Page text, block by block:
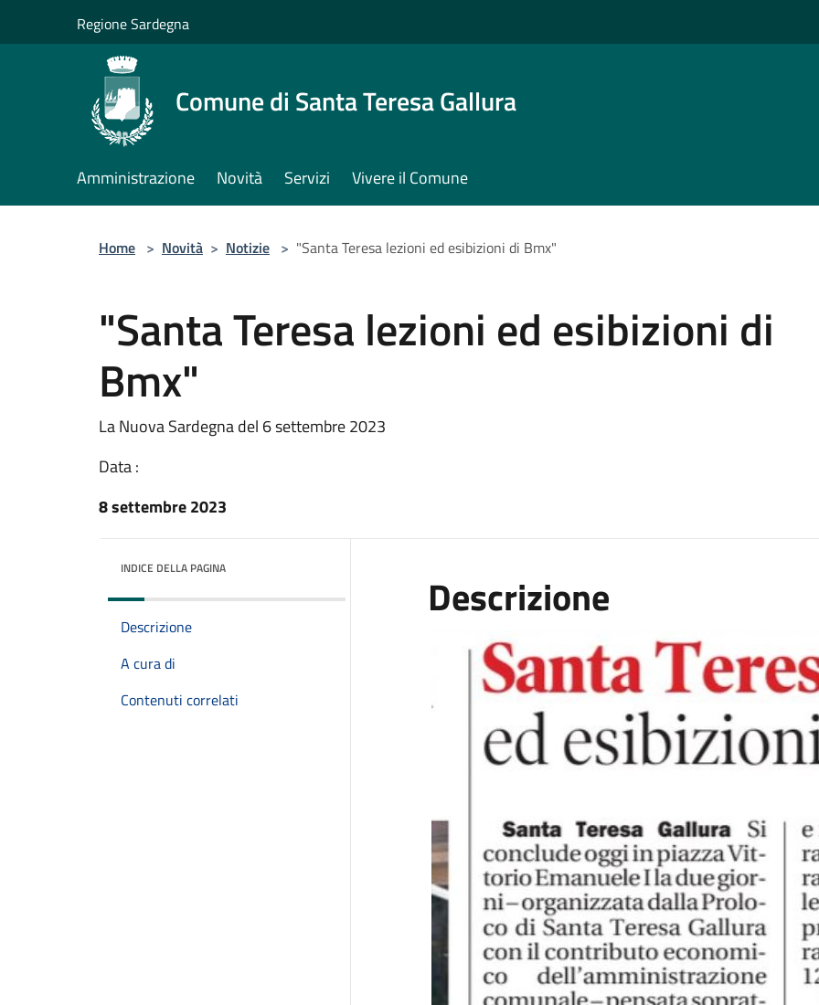
Regione Sardegna
Comune di Santa Teresa Gallura
Amministrazione Novità Servizi Vivere il Comune
Home > Novità > Notizie > "Santa Teresa lezioni ed esibizioni di Bmx"
"Santa Teresa lezioni ed esibizioni di
Bmx"
La Nuova Sardegna del 6 settembre 2023
Data :
8 settembre 2023
INDICE DELLA PAGINA
Descrizione
A cura di
Contenuti correlati
Descrizione